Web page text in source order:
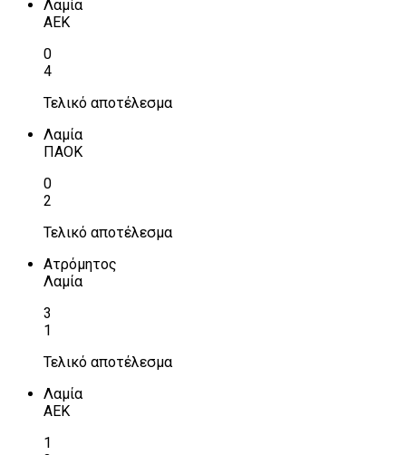
Λαμία
ΑΕΚ
0
4
Τελικό αποτέλεσμα
Λαμία
ΠΑΟΚ
0
2
Τελικό αποτέλεσμα
Ατρόμητος
Λαμία
3
1
Τελικό αποτέλεσμα
Λαμία
ΑΕΚ
1